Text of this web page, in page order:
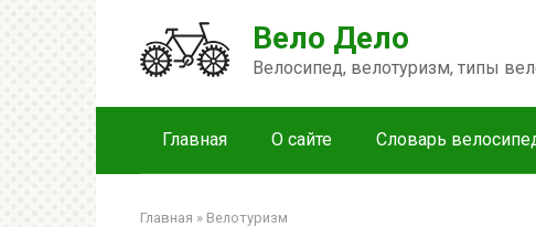
Вело Дело
Велосипед, велотуризм, типы
Главная О сайте Словарь
Главная » Велотуризм